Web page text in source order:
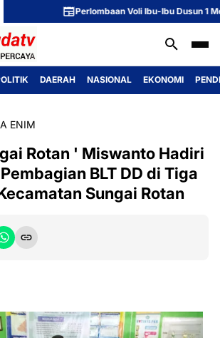
Perlombaan Voli Ibu-Ibu Dusun 1
DAERAH NASIONAL EKONOMI
ENIM
Rotan ' Miswanto Hadiri
BLT DD di Tiga
Sungai Rotan